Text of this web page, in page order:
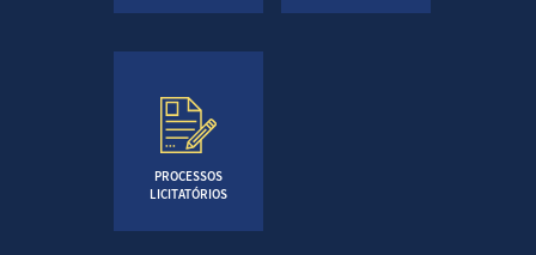
PROCESSOS
LICITATÓRIOS